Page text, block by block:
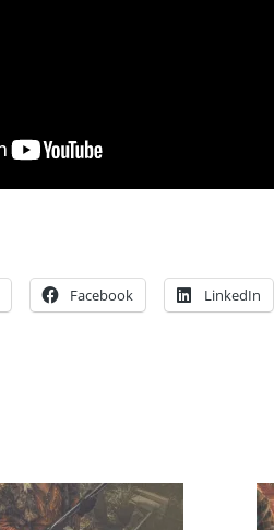
Facebook LinkedIn